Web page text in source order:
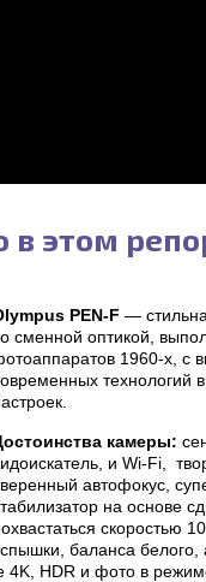
в этом
PEN-F —
сменной оптикой,
1960-х, с
технологий
камеры:
и Wi-Fi,
автофокус,
на основе
скоростью
баланса белого,
HDR и фото в